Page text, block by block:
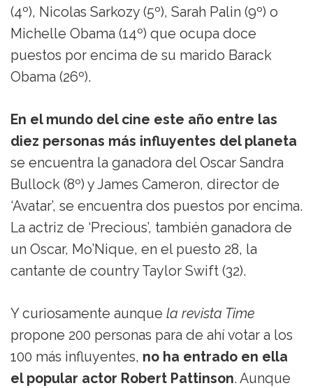
(4º), Nicolas Sarkozy (5º), Sarah Palin (9º) o
Michelle Obama (14º) que ocupa doce
puestos por encima de su marido Barack
Obama (26º).
En el mundo del cine este año entre las
diez personas más influyentes del planeta
se encuentra la ganadora del Oscar Sandra
Bullock (8º) y James Cameron, director de
‘Avatar’, se encuentra dos puestos por encima.
La actriz de ‘Precious’, también ganadora de
un Oscar, Mo’Nique, en el puesto 28, la
cantante de country Taylor Swift (32).
Y curiosamente aunque la revista Time
propone 200 personas para de ahí votar a los
100 más influyentes, no ha entrado en ella
el popular actor Robert Pattinson. Aunque